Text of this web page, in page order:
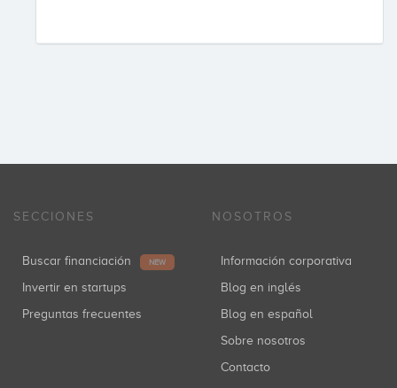
SECCIONES
Buscar financiación NEW
Invertir en startups
Preguntas frecuentes
NOSOTROS
Información corporativa
Blog en inglés
Blog en español
Sobre nosotros
Contacto